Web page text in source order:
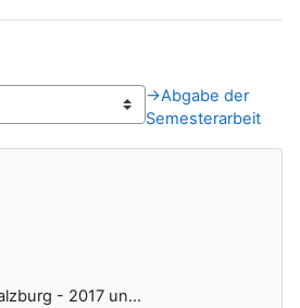
→Abgabe der
Semesterarbeit
- 2017 un...